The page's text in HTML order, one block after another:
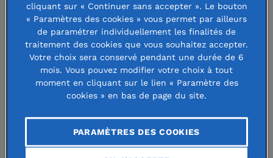
dans la gestion des urgences et grâce à son réseau
de partenaires locaux, la Fondation de France se
mobiliseimmédiatement pour soutenir les habitants
les plus vulnérables et aider à la reconstruction de la
ville en partie détruite.
cliquant sur « Continuer sans accepter ». Le bouton
« Paramètres des cookies » vous permet par ailleurs
de paramétrer individuellement les finalités de
traitement des cookies que vous souhaitez accepter.
Votre choix sera conservé pendant une durée de 6
mois. Vous pouvez modifier votre choix à tout
moment en cliquant sur le lien « Paramètre des
cookies » en bas de page du site.
PARAMÈTRES DES COOKIES